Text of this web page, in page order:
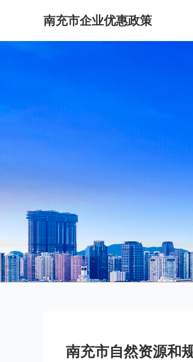
南充市企业优惠政策
南充市自然资源和